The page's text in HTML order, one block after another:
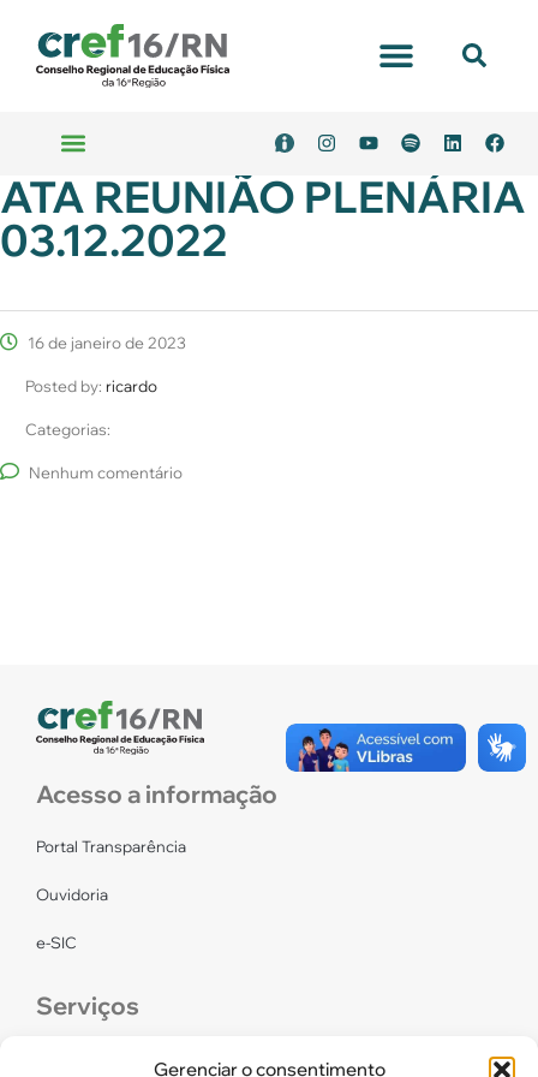
Gerenciar o consentimento
ATA REUNIÃO PLENÁRIA
03.12.2022
16 de janeiro de 2023
Posted by: ricardo
Categorias:
Nenhum comentário
Acesso a informação
Portal Transparência
Ouvidoria
e-SIC
Serviços